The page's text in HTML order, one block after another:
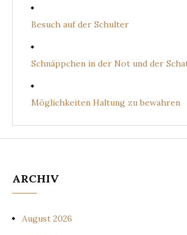
Besuch auf der Schulter
Schnäppchen in der Not und der
Möglichkeiten Haltung zu bewahren
ARCHIV
August 2026